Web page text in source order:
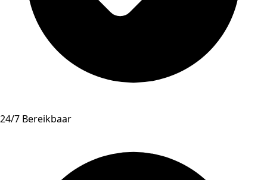
24/7 Bereikbaar